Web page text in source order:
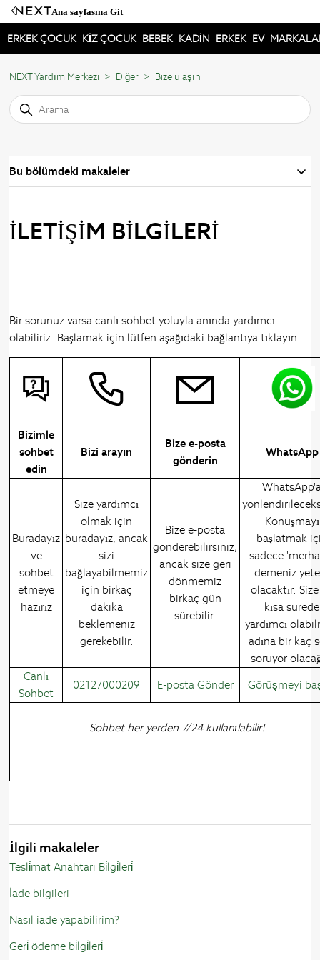
Ana sayfasına Git
ERKEK ÇOCUK KİZ ÇOCUK BEBEK KADİN ERKEK EV
NEXT Yardım Merkezi Diğer Bize ulaşın
Bu bölümdeki makaleler
İLETİŞİM BİLGİLERİ
Bir sorunuz varsa canlı sohbet yoluyla anında yardımcı
olabiliriz. Başlamak için lütfen aşağıdaki bağlantıya tıklayın.
Bizimle
sohbet
edin
Bizi arayın
Bize e-posta
gönderin
WhatsApp
Buradayız
ve
sohbet
etmeye
hazırız
Size yardımcı
olmak için
buradayız, ancak
sizi
bağlayabilmemiz
için birkaç
dakika
beklemeniz
gerekebilir.
Bize e-posta
gönderebilirsiniz,
ancak size geri
dönmemiz
birkaç gün
sürebilir.
Konuşmayı
başlatmak
sadece
demeniz
olacaktır.
kısa sürede
yardımcı
adına bir kaç
soruyor
Canlı
Sohbet
02127000209 E-posta Gönder Görüşmeyi
Sohbet her yerden 7/24 kullanılabilir!
İlgili makaleler
Tesli̇mat Anahtari Bi̇lgi̇leri̇
İade bilgileri
Nasıl iade yapabilirim?
Geri̇ ödeme bi̇lgi̇leri̇